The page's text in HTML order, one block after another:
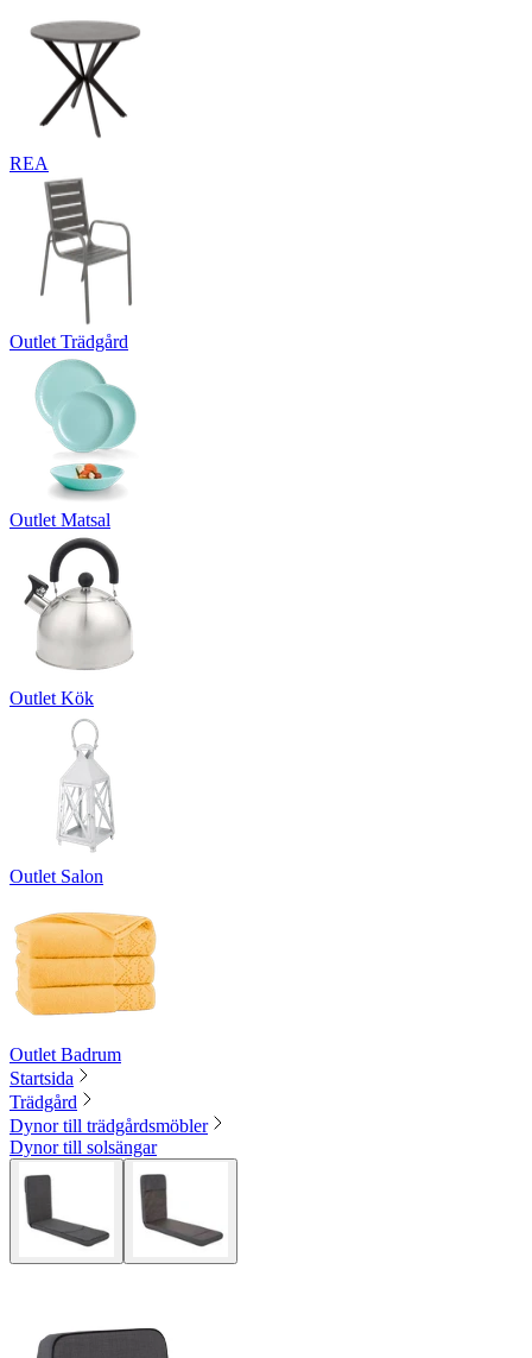
REA
Outlet Trädgård
Outlet Matsal
Outlet Kök
Outlet Salon
Outlet Badrum
Startsida
Trädgård
Dynor till trädgårdsmöbler
Dynor till solsängar